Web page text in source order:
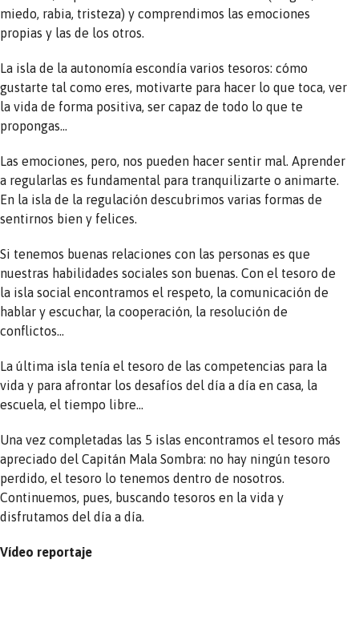
miedo, rabia, tristeza) y comprendimos las emociones
propias y las de los otros.
La isla de la autonomía escondía varios tesoros: cómo
gustarte tal como eres, motivarte para hacer lo que toca, ver
la vida de forma positiva, ser capaz de todo lo que te
propongas…
Las emociones, pero, nos pueden hacer sentir mal. Aprender
a regularlas es fundamental para tranquilizarte o animarte.
En la isla de la regulación descubrimos varias formas de
sentirnos bien y felices.
Si tenemos buenas relaciones con las personas es que
nuestras habilidades sociales son buenas. Con el tesoro de
la isla social encontramos el respeto, la comunicación de
hablar y escuchar, la cooperación, la resolución de
conflictos…
La última isla tenía el tesoro de las competencias para la
vida y para afrontar los desafíos del día a día en casa, la
escuela, el tiempo libre…
Una vez completadas las 5 islas encontramos el tesoro más
apreciado del Capitán Mala Sombra: no hay ningún tesoro
perdido, el tesoro lo tenemos dentro de nosotros.
Continuemos, pues, buscando tesoros en la vida y
disfrutamos del día a día.
Vídeo reportaje